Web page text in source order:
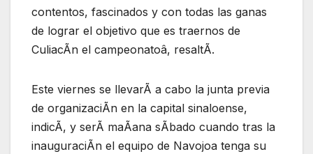
contentos, fascinados y con todas las ganas
de lograr el objetivo que es traernos de
CuliacÃn el campeonatoâ, resaltÃ.
Este viernes se llevarÃ a cabo la junta previa
de organizaciÃn en la capital sinaloense,
indicÃ, y serÃ maÃana sÃbado cuando tras la
inauguraciÃn el equipo de Navojoa tenga su